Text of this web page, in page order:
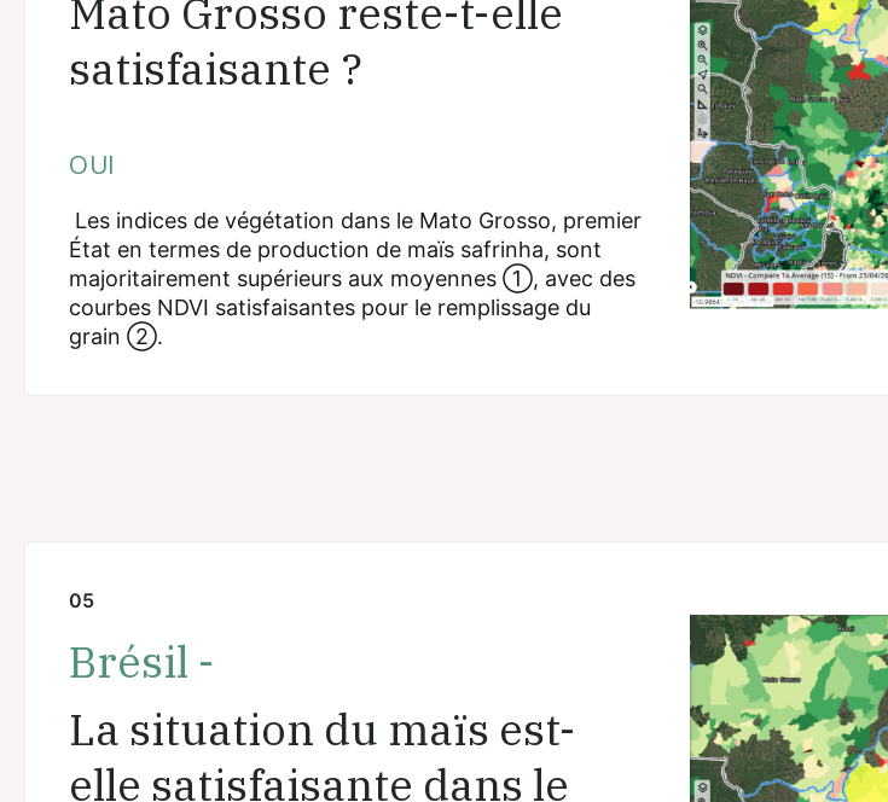
Mato Grosso reste-t-elle
satisfaisante ?
OUI
Les indices de végétation dans le Mato Grosso, premier
État en termes de production de maïs safrinha, sont
majoritairement supérieurs aux moyennes ①, avec des
courbes NDVI satisfaisantes pour le remplissage du
grain ②.
05
Brésil -
La situation du maïs est-
elle satisfaisante dans le